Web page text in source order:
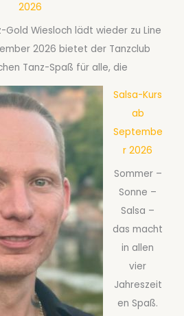
2026
Gold Wiesloch lädt wieder zu Line
2026 bietet der Tanzclub
Tanz-Spaß für alle, die
Salsa-Kurs
ab
Septembe
r 2026
Sommer –
Sonne –
Salsa –
das macht
in allen
vier
Jahreszeit
en Spaß.